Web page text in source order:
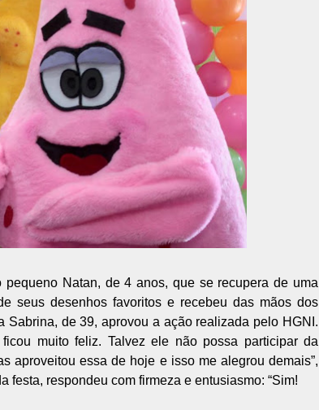
Natan, de 4 anos, que se recupera de uma
seus desenhos favoritos e recebeu das mãos dos
Sabrina, de 39, aprovou a ação realizada pelo HGNI.
muito feliz. Talvez ele não possa participar da
aproveitou essa de hoje e isso me alegrou demais”,
festa, respondeu com firmeza e entusiasmo: “Sim!